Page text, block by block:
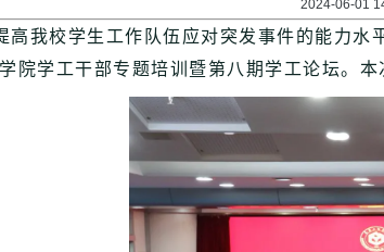
2024-06-01
高我校学生工作队伍应对突发事件的能力水
院学工干部专题培训暨第八期学工论坛。